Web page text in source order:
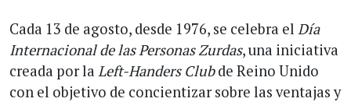
Cada 13 de agosto, desde 1976, se celebra el Día
Internacional de las Personas Zurdas, una iniciativa
creada por la Left-Handers Clubde Reino Unido
con el objetivo de concientizar sobre las ventajas y